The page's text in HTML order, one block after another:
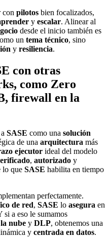
con pilotos bien focalizados,
y escalar. Alinear al
desde el inicio también es
un tema técnico, sino
y resiliencia.
con otras
como Zero
firewall en la
SASE como una solución
de una arquitectura más
ejecutor ideal del modelo
, autorizado y
lo que SASE habilita en tiempo
perfectamente.
de red, SASE lo asegura en
si a eso le sumamos
nube y DLP, obtenemos una
y centrada en datos.